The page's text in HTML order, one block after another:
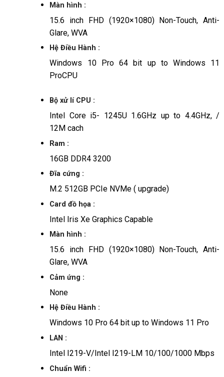
Màn hình :
15.6 inch FHD (1920×1080) Non-Touch, Anti-
Glare, WVA
Hệ Điều Hành :
Windows 10 Pro 64 bit up to Windows 11
ProCPU
Bộ xử lí CPU :
Intel Core i5- 1245U 1.6GHz up to 4.4GHz, /
12M cach
Ram :
16GB DDR4 3200
Đĩa cứng :
M.2 512GB PCIe NVMe ( upgrade)
Card đồ họa :
Intel Iris Xe Graphics Capable
Màn hình :
15.6 inch FHD (1920×1080) Non-Touch, Anti-
Glare, WVA
Cảm ứng :
None
Hệ Điều Hành :
Windows 10 Pro 64 bit up to Windows 11 Pro
LAN :
Intel I219-V/Intel I219-LM 10/100/1000 Mbps
Chuẩn Wifi :